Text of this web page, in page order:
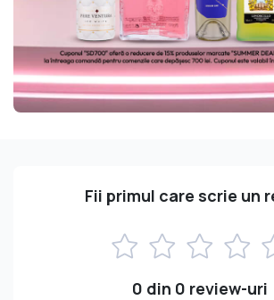
Fii primul care scrie un
0 din 0 review-uri